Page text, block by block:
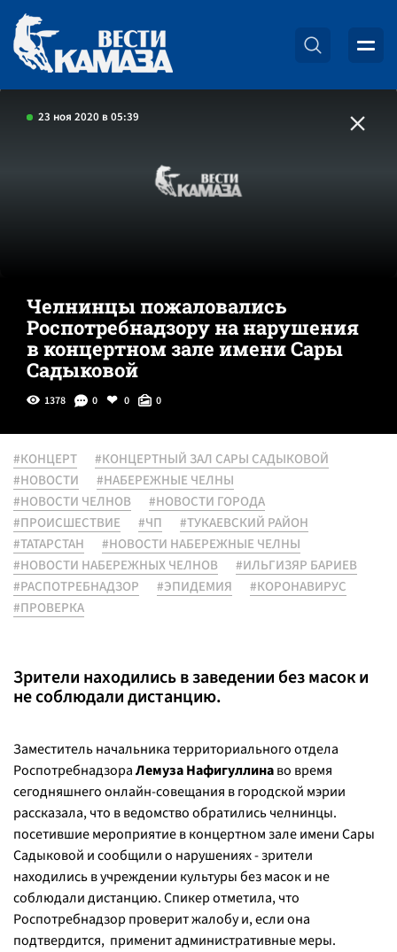
23 ноя 2020 в 05:39
Челнинцы пожаловались
Роспотребнадзору на нарушения
в концертном зале имени Сары
Садыковой
1378 0 0 0
#КОНЦЕРТ
#КОНЦЕРТНЫЙ ЗАЛ САРЫ САДЫКОВОЙ
#НОВОСТИ
#НАБЕРЕЖНЫЕ ЧЕЛНЫ
#НОВОСТИ ЧЕЛНОВ
#НОВОСТИ ГОРОДА
#ПРОИСШЕСТВИЕ
#ЧП
#ТУКАЕВСКИЙ РАЙОН
#ТАТАРСТАН
#НОВОСТИ НАБЕРЕЖНЫЕ ЧЕЛНЫ
#НОВОСТИ НАБЕРЕЖНЫХ ЧЕЛНОВ
#ИЛЬГИЗЯР БАРИЕВ
#РАСПОТРЕБНАДЗОР
#ЭПИДЕМИЯ
#КОРОНАВИРУС
#ПРОВЕРКА
Зрители находились в заведении без масок и
не соблюдали дистанцию.
Заместитель начальника территориального отдела
РоспотребнадзораЛемуза Нафигуллинаво время
сегодняшнего онлайн-совещания в городской мэрии
рассказала, что в ведомство обратились челнинцы.
посетившие мероприятие в концертном зале имени Сары
Садыковой и сообщили о нарушениях - зрители
находились в учреждении культуры без масок и не
соблюдали дистанцию. Спикер отметила, что
Роспотребнадзор проверит жалобу и, если она
подтвердится, применит административные меры.